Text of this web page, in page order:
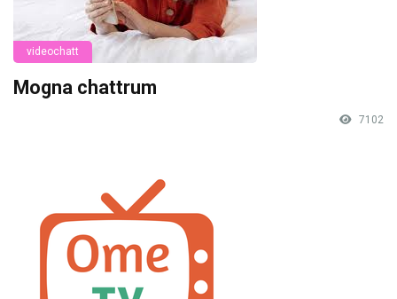
videochatt
Mogna chattrum
7102